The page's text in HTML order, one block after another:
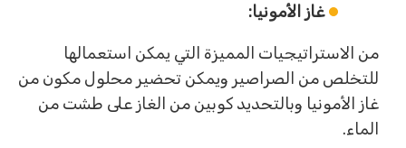
غاز الأمونيا:
من الاستراتيجيات المميزة التي يمكن استعمالها
للتخلص من الصراصير ويمكن تحضير محلول مكون من
غاز الأمونيا وبالتحديد كوبين من الغاز على طشت من
الماء.